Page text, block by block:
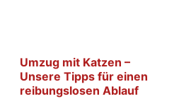
Umzug mit Katzen –
Unsere Tipps für einen
reibungslosen Ablauf